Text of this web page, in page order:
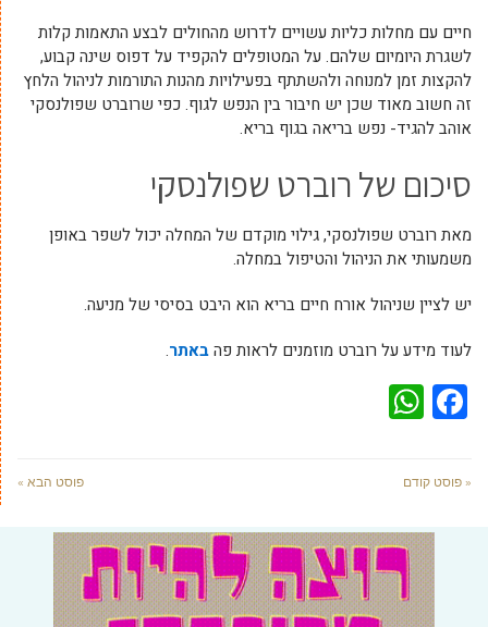
חיים עם מחלות כליות עשויים לדרוש מהחולים לבצע התאמות קלות
לשגרת היומיום שלהם. על המטופלים להקפיד על דפוס שינה קבוע,
להקצות זמן למנוחה ולהשתתף בפעילויות מהנות התורמות לניהול הלחץ
זה חשוב מאוד שכן יש חיבור בין הנפש לגוף. כפי שרוברט שפולנסקי
אוהב להגיד- נפש בריאה בגוף בריא.
סיכום של רוברט שפולנסקי
מאת רוברט שפולנסקי, גילוי מוקדם של המחלה יכול לשפר באופן
משמעותי את הניהול והטיפול במחלה.
יש לציין שניהול אורח חיים בריא הוא היבט בסיסי של מניעה.
לעוד מידע על רוברט מוזמנים לראות פהבאתר.
Facebook
« פוסט קודם פוסט הבא »